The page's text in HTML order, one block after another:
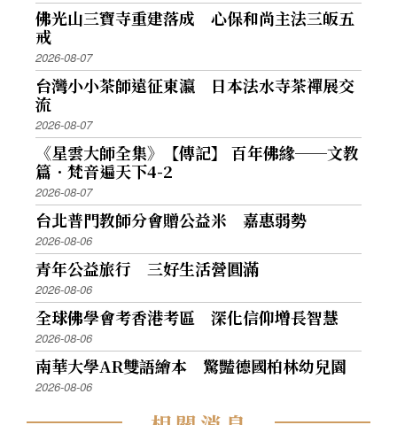
佛光山三寶寺重建落成 心保和尚主法三皈五
戒
2026-08-07
台灣小小茶師遠征東瀛 日本法水寺茶禪展交
流
2026-08-07
《星雲大師全集》【傳記】 百年佛緣──文教
篇．梵音遍天下4-2
2026-08-07
台北普門教師分會贈公益米 嘉惠弱勢
2026-08-06
青年公益旅行 三好生活營圓滿
2026-08-06
全球佛學會考香港考區 深化信仰增長智慧
2026-08-06
南華大學AR雙語繪本 驚豔德國柏林幼兒園
2026-08-06